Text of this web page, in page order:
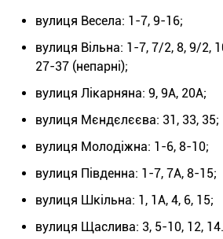
вулиця Весела: 1-7, 9-16;
вулиця Вільна: 1-7, 7/2, 8, 9/2,
27-37 (непарні);
вулиця Лікарняна: 9, 9А, 20А;
вулиця Мєндєлєєва: 31, 33, 35;
вулиця Молодіжна: 1-6, 8-10;
вулиця Південна: 1-7, 7А, 8-15;
вулиця Шкільна: 1, 1А, 4, 6, 15;
вулиця Щаслива: 3, 5-10, 12, 14.